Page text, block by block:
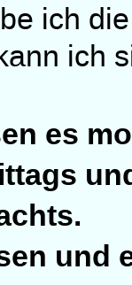
ich
ich
es
und